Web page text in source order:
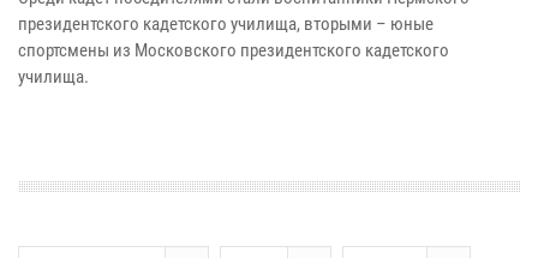
президентского кадетского училища, вторыми – юные
спортсмены из Московского президентского кадетского
училища.